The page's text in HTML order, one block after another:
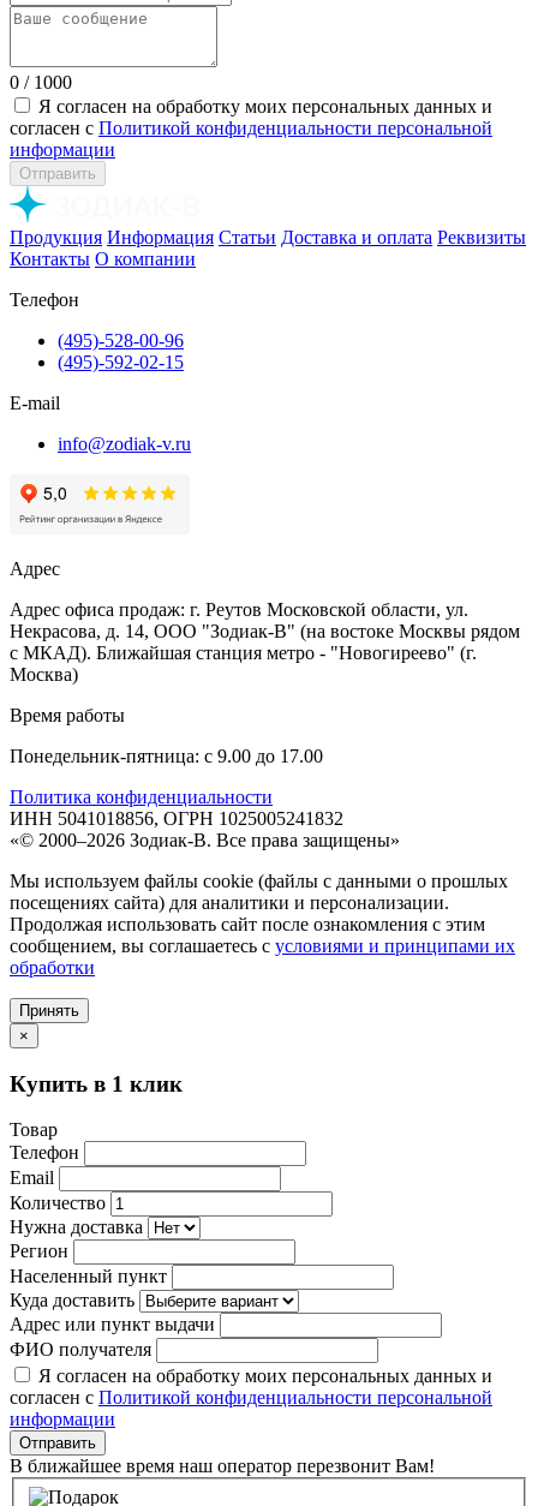
0 / 1000
Я согласен на обработку моих персональных данных и
согласен с Политикой конфиденциальности персональной
информации
Отправить
Продукция Информация Статьи Доставка и оплата Реквизиты
Контакты О компании
Телефон
(495)-528-00-96
(495)-592-02-15
E-mail
info@zodiak-v.ru
Адрес
Адрес офиса продаж: г. Реутов Московской области, ул.
Некрасова, д. 14, ООО "Зодиак-В" (на востоке Москвы рядом
с МКАД). Ближайшая станция метро - "Новогиреево" (г.
Москва)
Время работы
Понедельник-пятница: с 9.00 до 17.00
Политика конфиденциальности
ИНН 5041018856, ОГРН 1025005241832
«© 2000–2026 Зодиак-В. Все права защищены»
Мы используем файлы cookie (файлы с данными о прошлых
посещениях сайта) для аналитики и персонализации.
Продолжая использовать сайт после ознакомления с этим
сообщением, вы соглашаетесь с условиями и принципами их
обработки
Принять
×
Купить в 1 клик
Товар
Телефон
Email
Количество
Нужна доставка
Регион
Населенный пункт
Куда доставить
Адрес или пункт выдачи
ФИО получателя
Я согласен на обработку моих персональных данных и
согласен с Политикой конфиденциальности персональной
информации
Отправить
В ближайшее время наш оператор перезвонит Вам!